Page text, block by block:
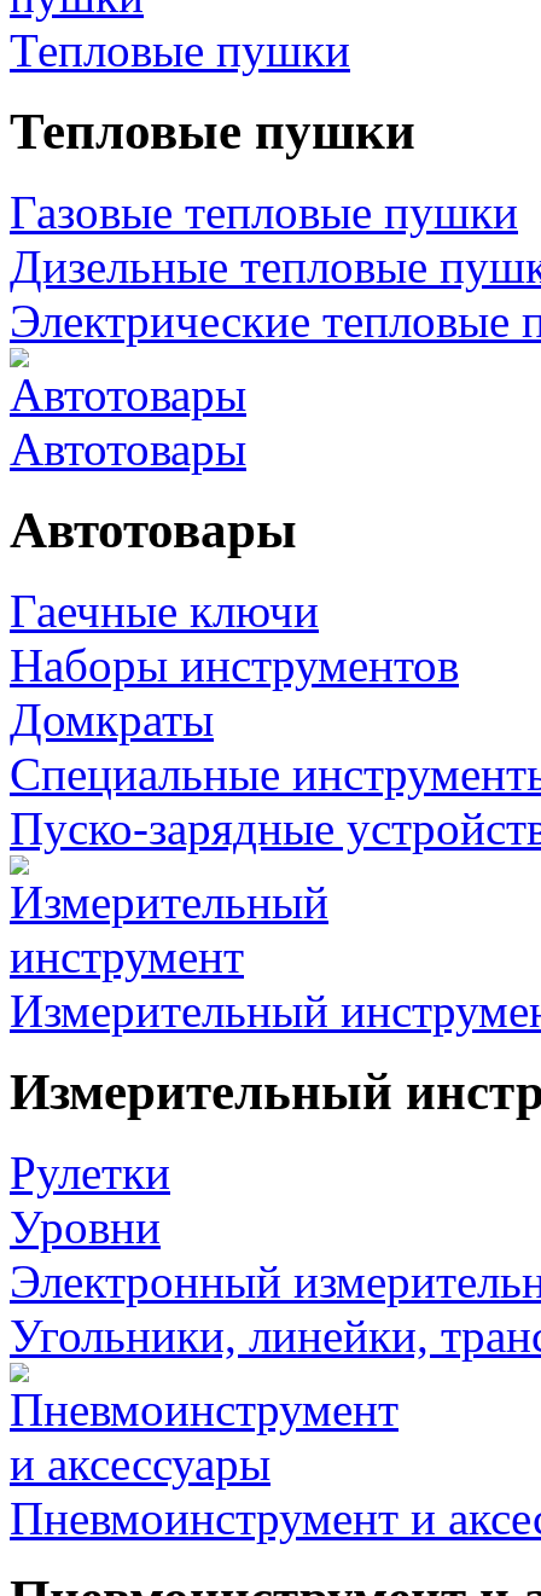
Тепловые пушки
Тепловые пушки
Газовые тепловые пушки
Дизельные тепловые
Электрические тепловые
Автотовары
Автотовары
Гаечные ключи
Наборы инструментов
Домкраты
Специальные
Пуско-зарядные
Измерительный
Измерительный
Рулетки
Уровни
Электронный
Угольники, линейки,
Пневмоинструмент и